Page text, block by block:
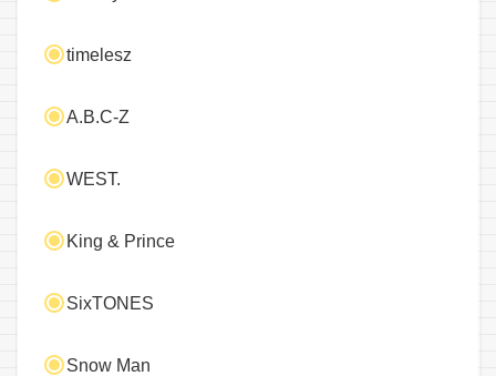
timelesz
A.B.C-Z
WEST.
King & Prince
SixTONES
Snow Man